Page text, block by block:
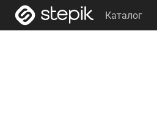
Каталог